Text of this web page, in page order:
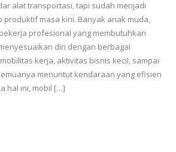
alat transportasi, tapi sudah menjadi
produktif masa kini. Banyak anak muda,
profesional yang membutuhkan
diri dengan berbagai
kerja, aktivitas bisnis kecil, sampai
menuntut kendaraan yang efisien
hal ini, mobil […]